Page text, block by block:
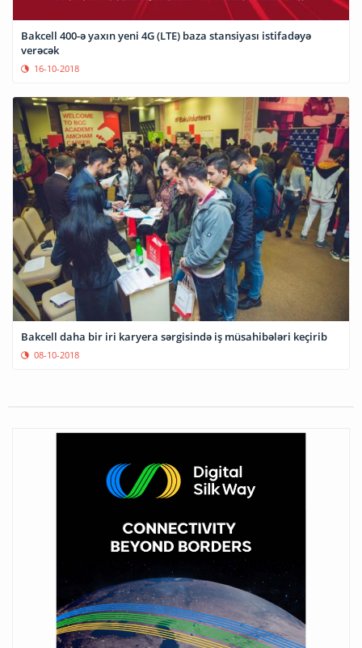
Bakcell 400-ə yaxın yeni 4G (LTE) baza stansiyası istifadəyə
verəcək
16-10-2018
Bakcell daha bir iri karyera sərgisində iş müsahibələri keçirib
08-10-2018